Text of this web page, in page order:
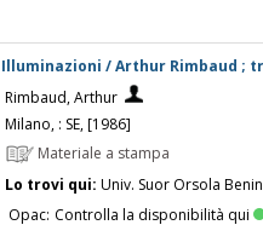
Illuminazioni / Arthur Rimbaud ;
Rimbaud, Arthur
Milano, : SE, [1986]
Materiale a stampa
Lo trovi qui: Univ. Suor Orsola
Opac: Controlla la disponibilità qui